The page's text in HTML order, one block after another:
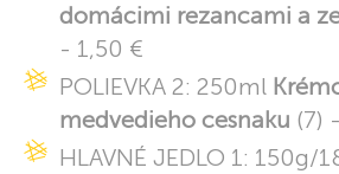
domácimi rezancami a
- 1,50 €
POLIEVKA 2: 250ml
medvedieho cesnaku (7)
HLAVNÉ JEDLO 1: 150g/